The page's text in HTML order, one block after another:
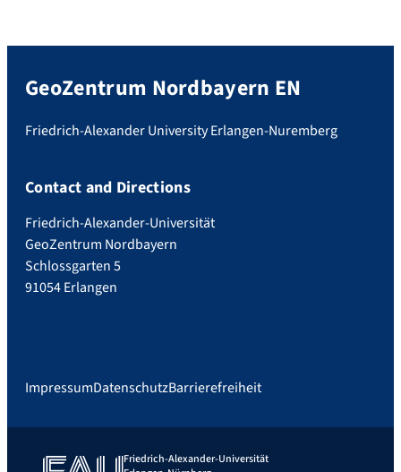
GeoZentrum Nordbayern EN
Friedrich-Alexander University Erlangen-Nuremberg
Contact and Directions
Friedrich-Alexander-Universität
GeoZentrum Nordbayern
Schlossgarten 5
91054 Erlangen
ImpressumDatenschutzBarrierefreiheit
Friedrich-Alexander-Universität